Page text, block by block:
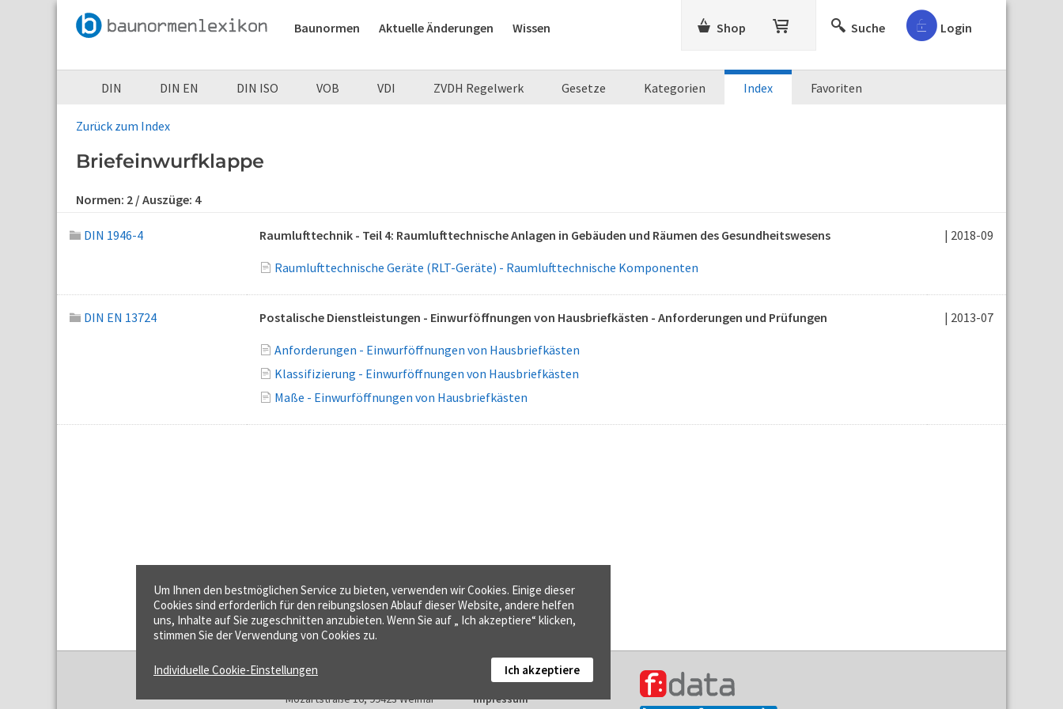
Baunormen Aktuelle Änderungen Wissen Shop Suche Login
DIN DIN EN DIN ISO VOB VDI ZVDH Regelwerk Gesetze Kategorien Index Favoriten
Zurück zum Index
Briefeinwurfklappe
Normen: 2 / Auszüge: 4
DIN 1946-4 Raumlufttechnik - Teil 4: Raumlufttechnische Anlagen in Gebäuden und Räumen des Gesundheitswesens | 2018-09
Raumlufttechnische Geräte (RLT-Geräte) - Raumlufttechnische Komponenten
DIN EN 13724 Postalische Dienstleistungen - Einwurföffnungen von Hausbriefkästen - Anforderungen und Prüfungen | 2013-07
Anforderungen - Einwurföffnungen von Hausbriefkästen
Klassifizierung - Einwurföffnungen von Hausbriefkästen
Maße - Einwurföffnungen von Hausbriefkästen
f:data GmbH
Mozartstraße 16, 99423 Weimar
Kontakt
Impressum
Um Ihnen den bestmöglichen Service zu bieten, verwenden wir Cookies. Einige dieser
Cookies sind erforderlich für den reibungslosen Ablauf dieser Website, andere helfen
uns, Inhalte auf Sie zugeschnitten anzubieten. Wenn Sie auf „ Ich akzeptiere“ klicken,
stimmen Sie der Verwendung von Cookies zu.
Individuelle Cookie-Einstellungen Ich akzeptiere